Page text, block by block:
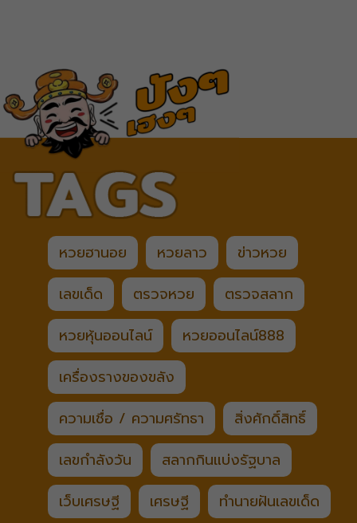
หวยฮานอย หวยลาว
ข่าวหวย
เลขเด็ด
ตรวจหวย
ตรวจสลาก
หวยหุ้นออนไลน์
หวยออนไลน์888
เครื่องรางของขลัง
ความเชื่อ / ความศรัทธา
สิ่งศักดิ์สิทธิ์
เลขกำลังวัน
สลากกินแบ่งรัฐบาล
เว็บเศรษฐี
เศรษฐี
ทำนายฝันเลขเด็ด